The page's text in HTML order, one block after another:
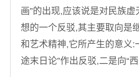
画”的出现,应该说是对民族
想的一个反驳,其主要取向是
和艺术精神,它所产生的意义:
途末日论”作出反驳,二是向“西